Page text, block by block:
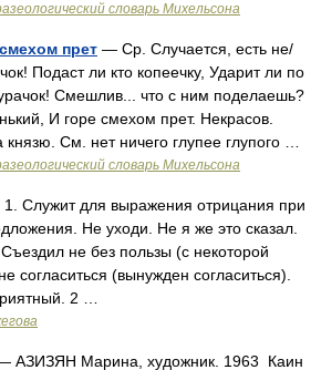
словарь Михельсона
прет — Ср. Случается, есть не/
Подаст ли кто копеечку, Ударит ли по
Смешлив... что с ним поделаешь?
И горе смехом прет. Некрасов.
См. нет ничего глупее глупого …
словарь Михельсона
Служит для выражения отрицания при
Не уходи. Не я же это сказал.
не без пользы (с некоторой
согласиться (вынужден согласиться).
2 …
АЗИЗЯН Марина, художник. 1963 Каин